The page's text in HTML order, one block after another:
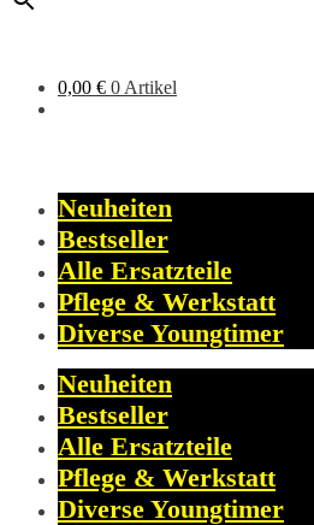
0,00 € 0 Artikel
Neuheiten
Bestseller
Alle Ersatzteile
Pflege & Werkstatt
Diverse Youngtimer
Neuheiten
Bestseller
Alle Ersatzteile
Pflege & Werkstatt
Diverse Youngtimer